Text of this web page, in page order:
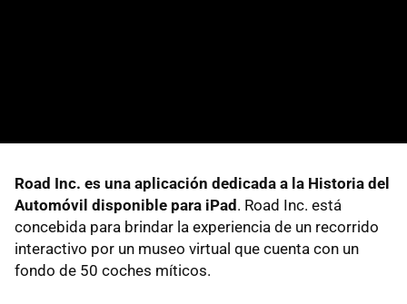
Road Inc. es una aplicación dedicada a la Historia del
Automóvil disponible para iPad . Road Inc. está
concebida para brindar la experiencia de un recorrido
interactivo por un museo virtual que cuenta con un
fondo de 50 coches míticos.